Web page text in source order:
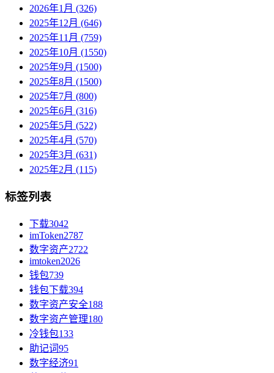
2026年1月 (326)
2025年12月 (646)
2025年11月 (759)
2025年10月 (1550)
2025年9月 (1500)
2025年8月 (1500)
2025年7月 (800)
2025年6月 (316)
2025年5月 (522)
2025年4月 (570)
2025年3月 (631)
2025年2月 (115)
标签列表
下载3042
imToken2787
数字资产2722
imtoken2026
钱包739
钱包下载394
数字资产安全188
数字资产管理180
冷钱包133
助记词95
数字经济91